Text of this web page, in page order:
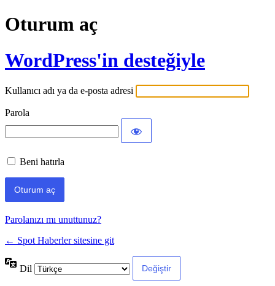
Oturum aç
WordPress'in desteğiyle
Kullanıcı adı ya da e-posta adresi
Parola
Beni hatırla
Parolanızı mı unuttunuz?
← Spot Haberler sitesine git
Dil